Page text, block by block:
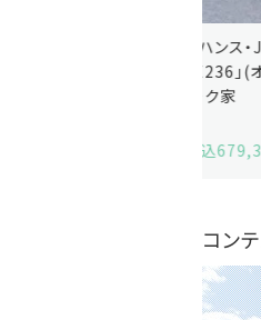
Hans
グナ
ハリ
コン